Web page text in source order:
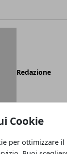
Cookie
per ottimizzare
Redazione